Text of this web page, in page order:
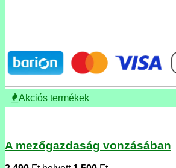
Akciós termékek
A mezőgazdaság vonzásában